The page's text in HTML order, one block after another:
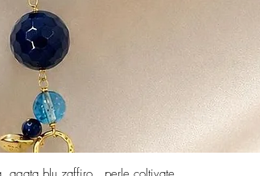
Vista rapida